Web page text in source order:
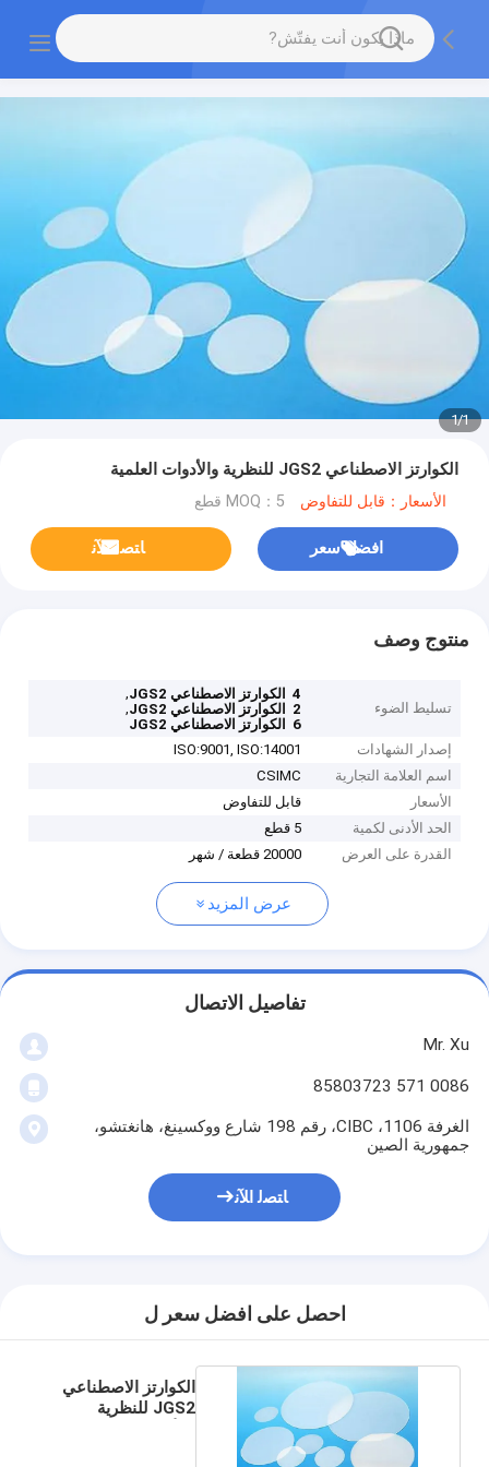
1
/
1
الكوارتز الاصطناعي JGS2 للنظرية والأدوات العلمية
الأسعار：قابل للتفاوض MOQ：5 قطع
افضل سعر ﺎﺘﺼﻟ ﺍﻶﻧ
منتوج وصف
تسليط الضوء
4 ‬ الكوارتز الاصطناعي JGS2
,
2 ‬ الكوارتز الاصطناعي JGS2
,
6 ‬ الكوارتز الاصطناعي JGS2
إصدار الشهادات
ISO:9001, ISO:14001
اسم العلامة التجارية
CSIMC
الأسعار
قابل للتفاوض
الحد الأدنى لكمية
5 قطع
القدرة على العرض
20000 قطعة / شهر
عرض المزيد
تفاصيل الاتصال
Mr. Xu
0086 571 85803723
الغرفة 1106، CIBC، رقم 198 شارع ووكسينغ، هانغتشو،
جمهورية الصين
ﺎﺘﺼﻟ ﺍﻶﻧ
احصل على افضل سعر ل
الكوارتز الاصطناعي
JGS2 للنظرية